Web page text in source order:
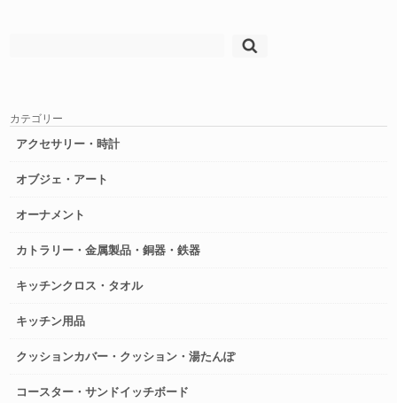
カテゴリー
アクセサリー・時計
オブジェ・アート
オーナメント
カトラリー・金属製品・銅器・鉄器
キッチンクロス・タオル
キッチン用品
クッションカバー・クッション・湯たんぽ
コースター・サンドイッチボード